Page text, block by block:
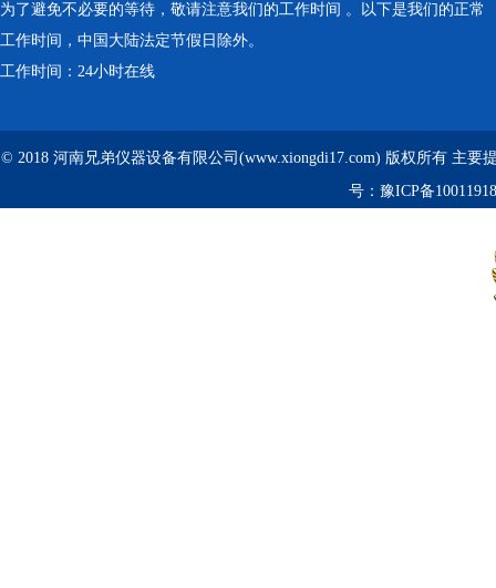
为了避免不必要的等待，敬请注意我们的工作时间 。以下是我们的正常
工作时间，中国大陆法定节假日除外。
工作时间：24小时在线
© 2018 河南兄弟仪器设备有限公司(www.xiongdi17.com) 版权所有 主要
号： 豫ICP备